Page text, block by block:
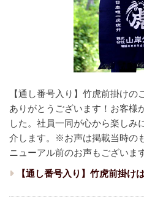
【通し番号入り】竹虎前掛け
ありがとうございます！ お客様
した。 社員一同が心から楽しみ
介します。
※お声は掲載当時の
ニューアル前のお声もございま
【通し番号入り】竹虎前掛け